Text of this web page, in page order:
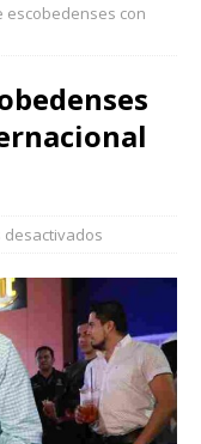
escobedenses con
desactivados